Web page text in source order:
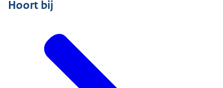
Hoort bij